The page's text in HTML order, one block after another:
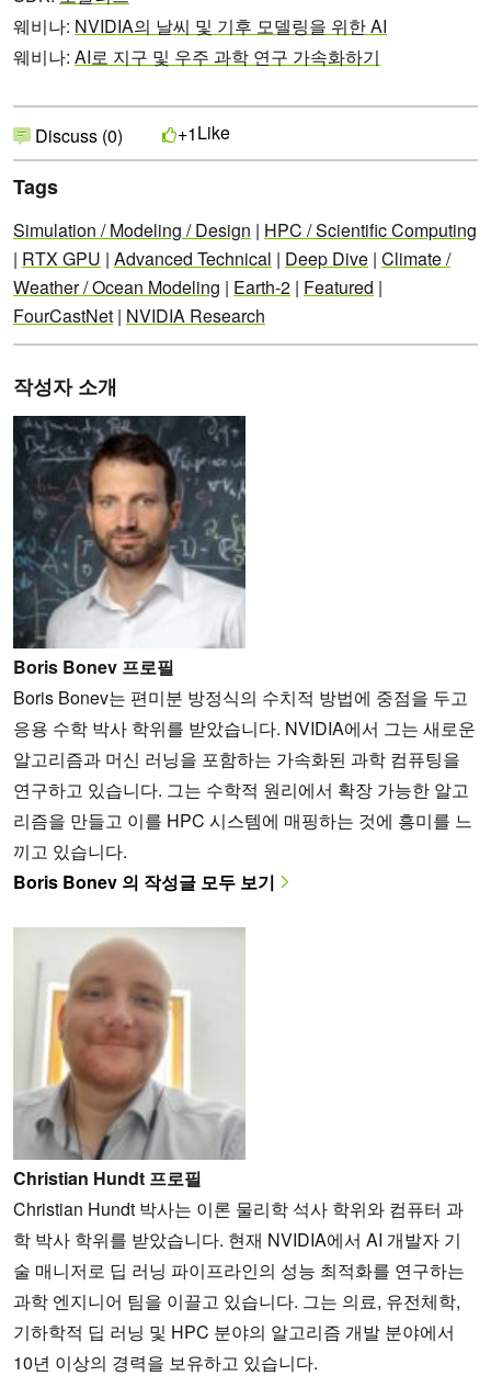
웨비나: NVIDIA의 날씨 및 기후 모델링을 위한 AI
웨비나: AI로 지구 및 우주 과학 연구 가속화하기
Discuss (0) +1Like
Tags
Simulation / Modeling / Design | HPC / Scientific Computing
| RTX GPU | Advanced Technical | Deep Dive | Climate /
Weather / Ocean Modeling | Earth-2 | Featured |
FourCastNet | NVIDIA Research
작성자 소개
Boris Bonev 프로필
Boris Bonev는 편미분 방정식의 수치적 방법에 중점을 두고
응용 수학 박사 학위를 받았습니다. NVIDIA에서 그는 새로운
알고리즘과 머신 러닝을 포함하는 가속화된 과학 컴퓨팅을
연구하고 있습니다. 그는 수학적 원리에서 확장 가능한 알고
리즘을 만들고 이를 HPC 시스템에 매핑하는 것에 흥미를 느
끼고 있습니다.
Boris Bonev 의 작성글 모두 보기
Christian Hundt 프로필
Christian Hundt 박사는 이론 물리학 석사 학위와 컴퓨터 과
학 박사 학위를 받았습니다. 현재 NVIDIA에서 AI 개발자 기
술 매니저로 딥 러닝 파이프라인의 성능 최적화를 연구하는
과학 엔지니어 팀을 이끌고 있습니다. 그는 의료, 유전체학,
기하학적 딥 러닝 및 HPC 분야의 알고리즘 개발 분야에서
10년 이상의 경력을 보유하고 있습니다.